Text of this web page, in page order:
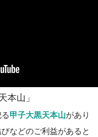
本山」
甲子大黒天本山があり
などのご利益があると